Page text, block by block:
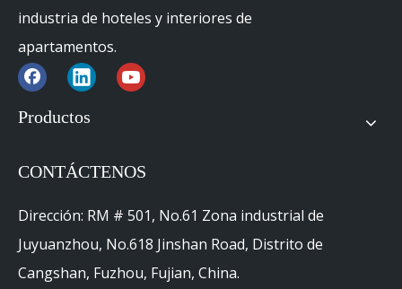
Proyecto de hotel Muebles de hotel
Muebles de Hotel Foshan
industria de hoteles y interiores de
apartamentos.
Productos
CONTÁCTENOS
Dirección: RM # 501, No.61 Zona industrial de
Juyuanzhou, No.618 Jinshan Road, Distrito de
Cangshan, Fuzhou, Fujian, China.